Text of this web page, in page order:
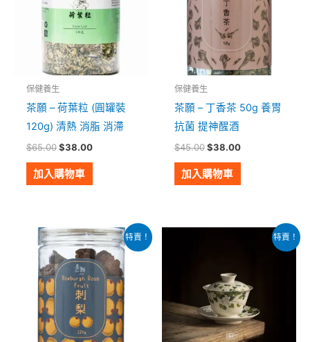
保健養生
茶願 – 荷葉粒 (圓罐裝
120g) 清熱 消脂 消滯
$65.00 $38.00
加入購物車
保健養生
茶願 – 丁香茶 50g 養胃
抗菌 提神醒酒
$45.00 $38.00
加入購物車
特賣！
原
始
價
格：
$45.00。
目
前
價
格：
$38.00。
特賣！
$185.00。